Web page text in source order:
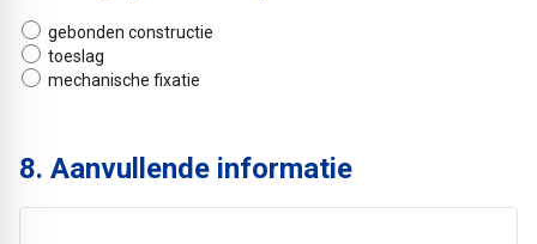
gebonden constructie
toeslag
mechanische fixatie
8. Aanvullende informatie